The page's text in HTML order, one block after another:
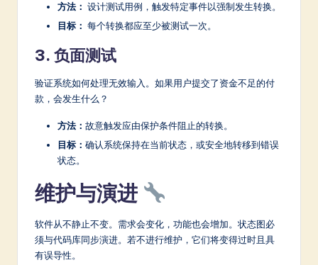
方法： 设计测试用例，触发特定事件以强制发生转换。
目标： 每个转换都应至少被测试一次。
3. 负面测试
验证系统如何处理无效输入。如果用户提交了资金不足的付
款，会发生什么？
方法： 故意触发应由保护条件阻止的转换。
目标： 确认系统保持在当前状态，或安全地转移到错误
状态。
维护与演进
软件从不静止不变。需求会变化，功能也会增加。状态图必
须与代码库同步演进。若不进行维护，它们将变得过时且具
有误导性。